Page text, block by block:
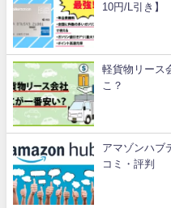
10円/L引き】
軽貨物リース
こ？
アマゾンハブ
コミ・評判